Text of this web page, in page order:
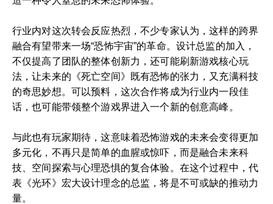
行业内对这次转会反应热烈，不少专家认为，这样的跨界
融合有望带来一场“恐怖宇宙”的革命。设计总监的加入，
不仅提高了团队的整体创新力，还可能刷新游戏核心玩
法，让未来的《死亡空间》既有恐怖的张力，又充满科技
的奇思妙想。可以预料，这次合作将成为行业内一段佳
话，也可能带领整个游戏界进入一个新的创意高峰。
与此也有玩家期待，这意味着恐怖游戏的未来会变得更加
多元化，不再只是简单的血腥或惊吓，而是融合未来科
技、空间探索与心理恐惧的复合体验。在这个过程中，代
表《光环》宏大设计理念的总监，将是不可或缺的推动力
量。